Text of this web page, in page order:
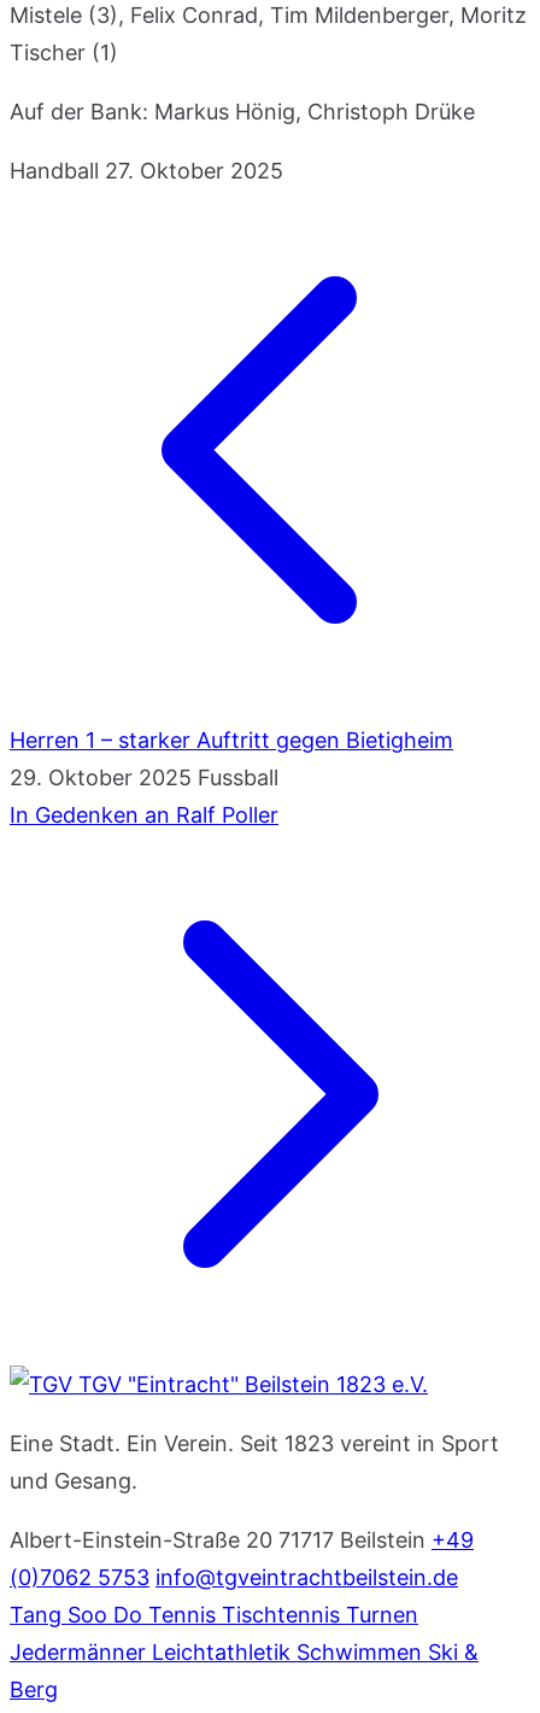
Mistele (3), Felix Conrad, Tim Mildenberger, Moritz
Tischer (1)
Auf der Bank: Markus Hönig, Christoph Drüke
Handball 27. Oktober 2025
Herren 1 – starker Auftritt gegen Bietigheim
29. Oktober 2025 Fussball
In Gedenken an Ralf Poller
TGV "Eintracht" Beilstein 1823 e.V.
Eine Stadt. Ein Verein. Seit 1823 vereint in Sport
und Gesang.
Albert-Einstein-Straße 20 71717 Beilstein +49
(0)7062 5753 info@tgveintrachtbeilstein.de
Tang Soo Do Tennis Tischtennis Turnen
Jedermänner Leichtathletik Schwimmen Ski &
Berg